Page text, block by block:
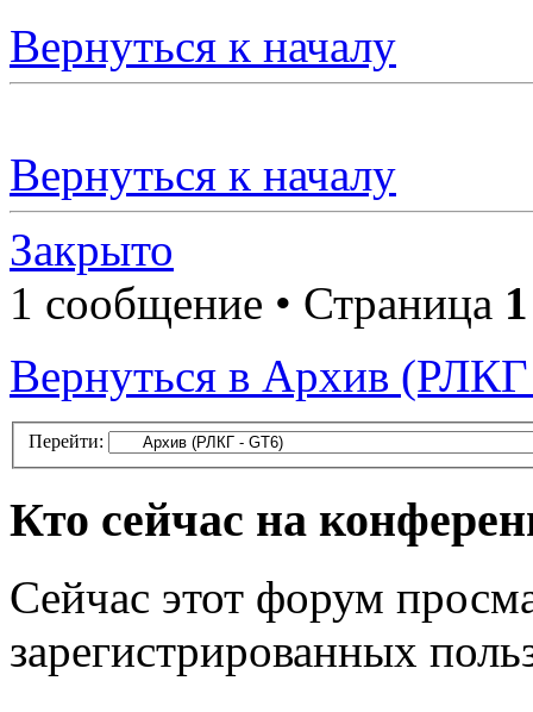
Вернуться к началу
Вернуться к началу
Закрыто
1 сообщение • Страница 1
Вернуться в Архив
Перейти:
Кто сейчас на
Сейчас этот форум
зарегистрированных